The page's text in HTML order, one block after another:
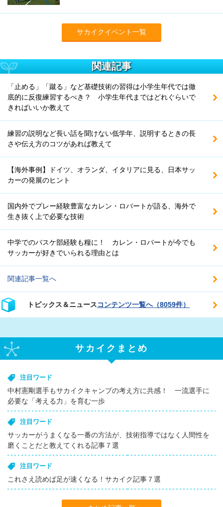
サカイクイベント一覧
関連記事
「止める」「蹴る」など基礎技術の習得は小学生年代では徹
底的に反復練習するべき？ 小学生年代まではどれぐらいで
きればいいか教えて
練習の説明など長い話を聞けない低学年、説明するときの長
さや伝え方のコツがあれば教えて
【海外事例】ドイツ、オランダ、イタリアに見る、日本サッ
カーの発展のヒント
国内外でプレー経験豊富なカレン・ロバートが語る、海外で
生き抜く上で必要な技術
中学でのバスケ部経験も糧に！ カレン・ロバートが今でも
サッカーが好きでいられる理由とは
関連記事一覧へ
トピックス＆ニュースコンテンツ一覧へ（8059件）
サカイクまとめ
注目ワード
中村憲剛選手もサカイクキャンプの考え方に共感！ 一流選手に
必要な「考える力」を育む一歩
注目ワード
サッカーがうまくなる一番の方法が、技術指導ではなく人間性を
磨くことだと教えてくれる記事７選
注目ワード
これさえ読めば足が速くなる！サカイク記事７選